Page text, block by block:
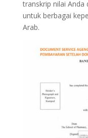
transkrip nilai Anda
untuk berbagai
Arab.